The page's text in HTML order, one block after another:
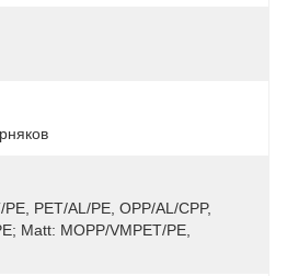
PET/AL/PE, OPP/AL/CPP,
Matt: MOPP/VMPET/PE,